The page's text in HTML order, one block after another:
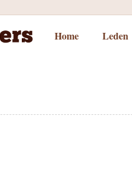
Home Leden